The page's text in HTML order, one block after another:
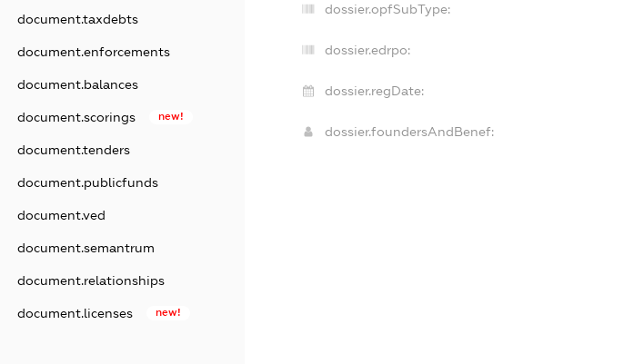
document.taxdebts
document.enforcements
document.balances
document.scorings new!
document.tenders
document.publicfunds
document.ved
document.semantrum
document.relationships
document.licenses new!
dossier.opfSubType:
dossier.edrpo:
dossier.regDate:
dossier.foundersAndBenef: